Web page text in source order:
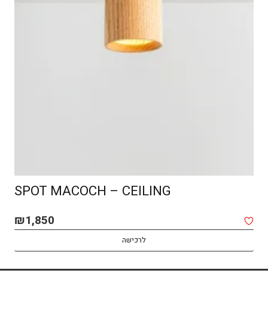
SPOT MACOCH – CEILING
₪1,850
לרכישה